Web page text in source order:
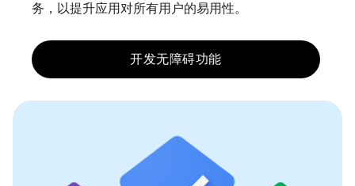
务，以提升应用对所有用户的易用性。
开发无障碍功能